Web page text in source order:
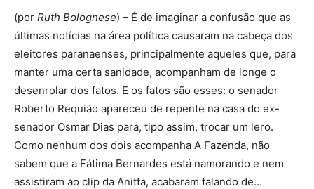
(por Ruth Bolognese) – É de imaginar a confusão que as
últimas notícias na área política causaram na cabeça dos
eleitores paranaenses, principalmente aqueles que, para
manter uma certa sanidade, acompanham de longe o
desenrolar dos fatos. E os fatos são esses: o senador
Roberto Requião apareceu de repente na casa do ex-
senador Osmar Dias para, tipo assim, trocar um lero.
Como nenhum dos dois acompanha A Fazenda, não
sabem que a Fátima Bernardes está namorando e nem
assistiram ao clip da Anitta, acabaram falando de…